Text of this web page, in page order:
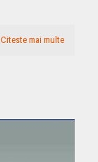
Citeste mai multe